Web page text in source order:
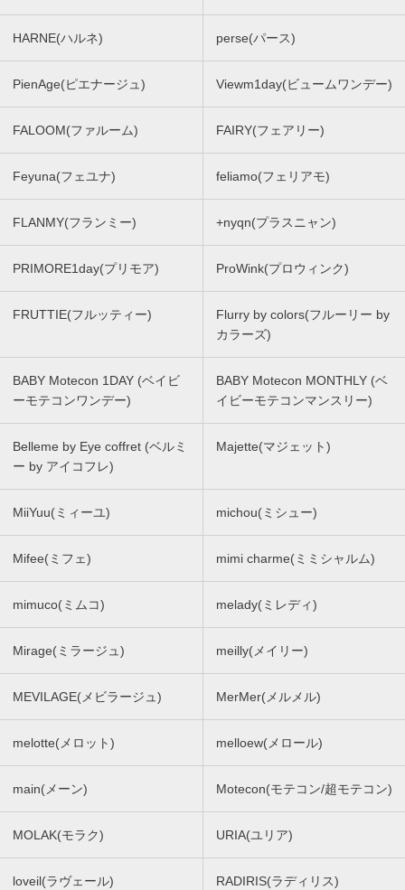
HARNE(ハルネ) perse(パース)
PienAge(ピエナージュ) Viewm1day(ビュームワンデー)
FALOOM(ファルーム) FAIRY(フェアリー)
Feyuna(フェユナ) feliamo(フェリアモ)
FLANMY(フランミー) +nyqn(プラスニャン)
PRIMORE1day(プリモア) ProWink(プロウィンク)
FRUTTIE(フルッティー)
Flurry by colors(フルーリー by
カラーズ)
BABY Motecon 1DAY (ベイビ
ーモテコンワンデー)
BABY Motecon MONTHLY (ベ
イビーモテコンマンスリー)
Belleme by Eye coffret (ベルミ
ー by アイコフレ)
Majette(マジェット)
MiiYuu(ミィーユ) michou(ミシュー)
Mifee(ミフェ) mimi charme(ミミシャルム)
mimuco(ミムコ) melady(ミレディ)
Mirage(ミラージュ) meilly(メイリー)
MEVILAGE(メビラージュ) MerMer(メルメル)
melotte(メロット) melloew(メロール)
main(メーン) Motecon(モテコン/超モテコン)
MOLAK(モラク) URIA(ユリア)
loveil(ラヴェール) RADIRIS(ラディリス)